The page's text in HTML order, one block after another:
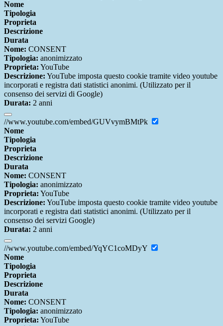
Nome
Tipologia
Proprieta
Descrizione
Durata
Nome: CONSENT
Tipologia: anonimizzato
Proprieta: YouTube
Descrizione: YouTube imposta questo cookie tramite video youtube
incorporati e registra dati statistici anonimi. (Utilizzato per il
consenso dei servizi di Google)
Durata: 2 anni
//www.youtube.com/embed/GUVvymBMtPk
Nome
Tipologia
Proprieta
Descrizione
Durata
Nome: CONSENT
Tipologia: anonimizzato
Proprieta: YouTube
Descrizione: YouTube imposta questo cookie tramite video youtube
incorporati e registra dati statistici anonimi. (Utilizzato per il
consenso dei servizi Google)
Durata: 2 anni
//www.youtube.com/embed/YqYC1coMDyY
Nome
Tipologia
Proprieta
Descrizione
Durata
Nome: CONSENT
Tipologia: anonimizzato
Proprieta: YouTube